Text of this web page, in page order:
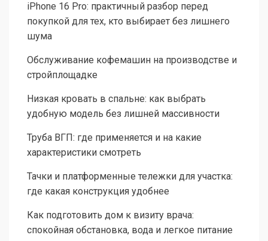
iPhone 16 Pro: практичный разбор перед
покупкой для тех, кто выбирает без лишнего
шума
Обслуживание кофемашин на производстве и
стройплощадке
Низкая кровать в спальне: как выбрать
удобную модель без лишней массивности
Труба ВГП: где применяется и на какие
характеристики смотреть
Тачки и платформенные тележки для участка:
где какая конструкция удобнее
Как подготовить дом к визиту врача:
спокойная обстановка, вода и легкое питание